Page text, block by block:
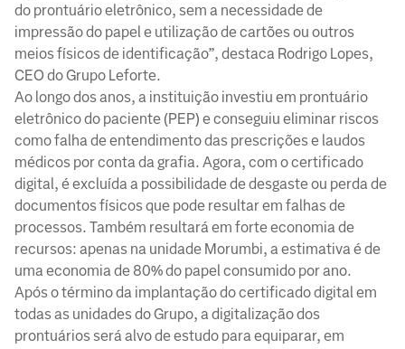
do prontuário eletrônico, sem a necessidade de
impressão do papel e utilização de cartões ou outros
meios físicos de identificação”, destaca Rodrigo Lopes,
CEO do Grupo Leforte.
Ao longo dos anos, a instituição investiu em prontuário
eletrônico do paciente (PEP) e conseguiu eliminar riscos
como falha de entendimento das prescrições e laudos
médicos por conta da grafia. Agora, com o certificado
digital, é excluída a possibilidade de desgaste ou perda de
documentos físicos que pode resultar em falhas de
processos. Também resultará em forte economia de
recursos: apenas na unidade Morumbi, a estimativa é de
uma economia de 80% do papel consumido por ano.
Após o término da implantação do certificado digital em
todas as unidades do Grupo, a digitalização dos
prontuários será alvo de estudo para equiparar, em